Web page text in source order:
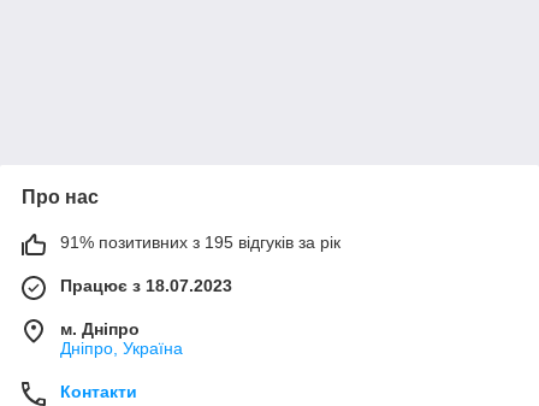
Про нас
91% позитивних з 195 відгуків за рік
Працює з 18.07.2023
м. Дніпро
Дніпро, Україна
Контакти